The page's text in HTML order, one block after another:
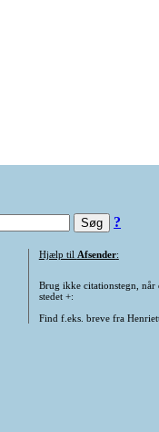
?
Hjælp til Afsender:
Brug ikke citationstegn, når
stedet +:
Find f.eks. breve fra